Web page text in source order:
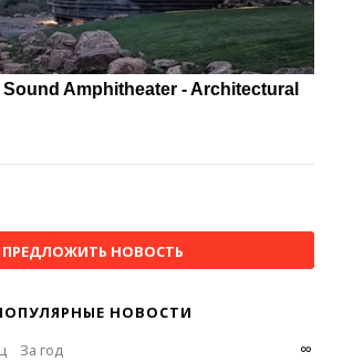
ПРЕДЛОЖИТЬ НОВОСТЬ
НОВОСТИ
За год ∞